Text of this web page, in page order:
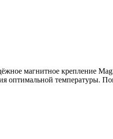
магнитное крепление
оптимальной температуры.